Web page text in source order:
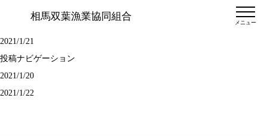
相馬双葉漁業協同組合
メニュー
2021/1/21
投稿ナビゲーション
2021/1/20
2021/1/22